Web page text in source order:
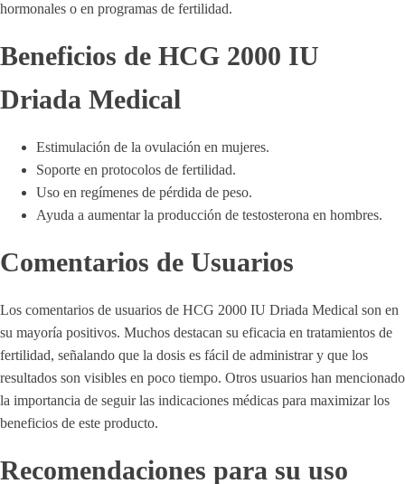
hormonales o en programas de fertilidad.
Beneficios de HCG 2000 IU
Driada Medical
Estimulación de la ovulación en mujeres.
Soporte en protocolos de fertilidad.
Uso en regímenes de pérdida de peso.
Ayuda a aumentar la producción de testosterona en hombres.
Comentarios de Usuarios
Los comentarios de usuarios de HCG 2000 IU Driada Medical son en
su mayoría positivos. Muchos destacan su eficacia en tratamientos de
fertilidad, señalando que la dosis es fácil de administrar y que los
resultados son visibles en poco tiempo. Otros usuarios han mencionado
la importancia de seguir las indicaciones médicas para maximizar los
beneficios de este producto.
Recomendaciones para su uso